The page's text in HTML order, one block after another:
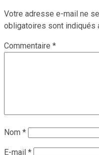
Votre adresse e-mail ne
obligatoires sont indiqués
Commentaire *
Nom *
E-mail *